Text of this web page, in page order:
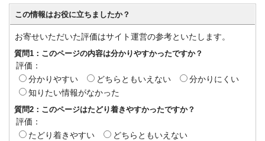
この情報はお役に立ちましたか？
お寄せいただいた評価はサイト運営の参考といたします。
質問1：このページの内容は分かりやすかったですか？
評価：
分かりやすい
どちらともいえない
分かりにくい
知りたい情報がなかった
質問2：このページはたどり着きやすかったですか？
評価：
たどり着きやすい
どちらともいえない